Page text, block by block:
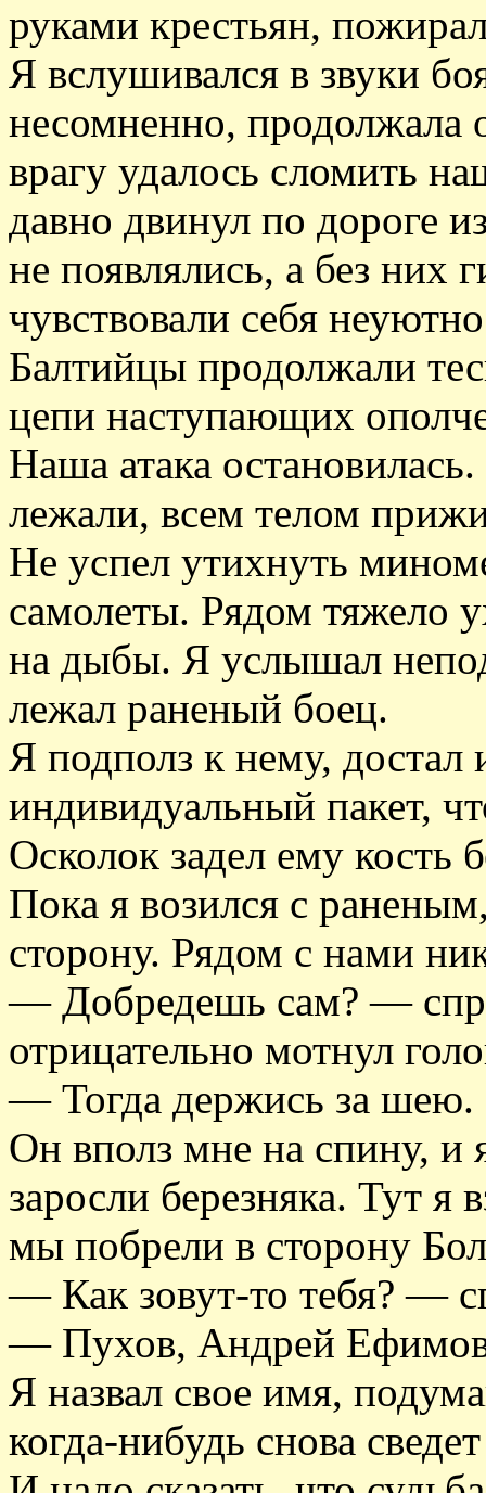
руками крестьян,
Я вслушивался в звуки
несомненно, продолжала
врагу удалось сломить
давно двинул по дороге
не появлялись, а без них
чувствовали себя
Балтийцы продолжали
цепи наступающих
Наша атака
лежали, всем телом
Не успел утихнуть
самолеты. Рядом тяжело
на дыбы. Я услышал
лежал раненый боец.
Я подполз к нему, достал
индивидуальный пакет,
Осколок задел ему кость
Пока я возился с
сторону. Рядом с нами
— Добредешь сам? —
отрицательно мотнул
— Тогда держись за шею.
Он вполз мне на спину, и
заросли березняка. Тут я
мы побрели в сторону
— Как зовут-то тебя? —
— Пухов, Андрей
Я назвал свое имя,
когда-нибудь снова